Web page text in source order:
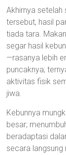
Akhirnya setelah
tersebut, hasil
tiada tara.
segar hasil
—rasanya lebih
puncaknya;
aktivitas fisik
jiwa.
Kebunnya
besar;
beradaptasi
secara langsung